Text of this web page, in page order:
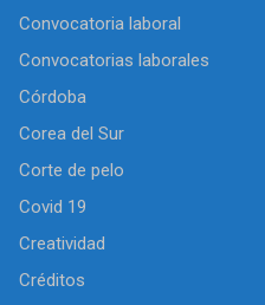
Convocatoria laboral
Convocatorias laborales
Córdoba
Corea del Sur
Corte de pelo
Covid 19
Creatividad
Créditos